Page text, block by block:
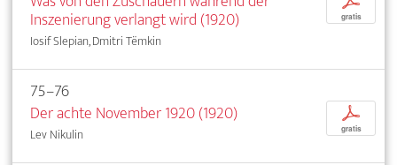
Inszenierung verlangt wird (1920)
Iosif Slepian, Dmitri Tëmkin
gratis
75–76
Der achte November 1920 (1920)
Lev Nikulin
p
gratis